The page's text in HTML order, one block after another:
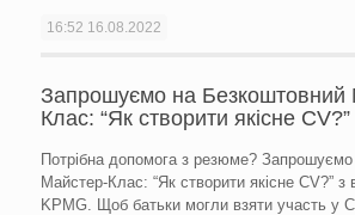
16:52 16.08.2022
Запрошуємо на Безкоштовний
Клас: “Як створити якісне CV?”
Потрібна допомога з резюме?
Майстер-Клас: “Як створити якісне CV?” з
KPMG. Щоб батьки могли взяти участь у